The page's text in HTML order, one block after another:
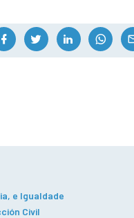
e Igualdade
Civil